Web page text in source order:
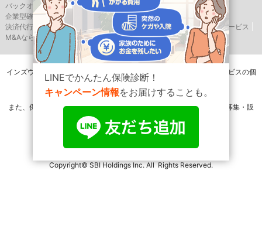
バックオフィス支援はSBIビジネス・ソリューションズ
企業型確定拠出年金のSBIベネフィット・システムズ
決済代行サービスはゼウス
航空機・船舶リースならSBIリーシングサービス
M&AならSBI辻・本郷M&A
インズウェブを運営するSBIホールディングス株式会社は相続相談サービスの個
別相談は一切行いません。
また、保険会社または保険代理店ではありませんので、保険の媒介・募集・販
売行為は一切行いません。
Copyright© SBI Holdings Inc. All Rights Reserved.
LINEでかんたん保険診断！
キャンペーン情報をお届けすることも。